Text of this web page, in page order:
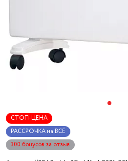
СТОП-ЦЕНА
РАССРОЧКА на ВСЁ
300 бонусов за отзыв